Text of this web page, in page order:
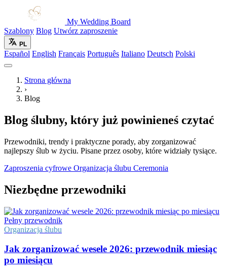
My Wedding Board
Szablony Blog Utwórz zaproszenie
PL
Español English Français Português Italiano Deutsch Polski
Strona główna
›
Blog
Blog ślubny, który już powinieneś czytać
Przewodniki, trendy i praktyczne porady, aby zorganizować
najlepszy ślub w życiu. Pisane przez osoby, które widziały tysiące.
Zaproszenia cyfrowe Organizacja ślubu Ceremonia
Niezbędne przewodniki
Pełny przewodnik
Organizacja ślubu
Jak zorganizować wesele 2026: przewodnik miesiąc
po miesiącu